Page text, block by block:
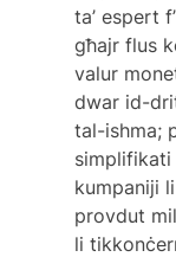
ta’ espert
għajr flus
valur
dwar id-
tal-ishma;
kumpaniji
provdut
li